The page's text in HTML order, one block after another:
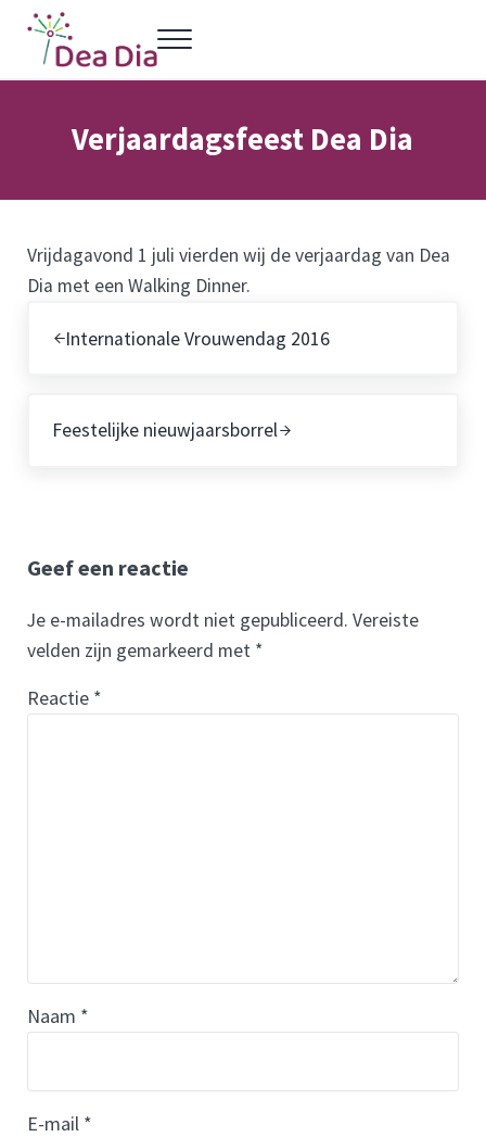
Door naar de hoofd inhoud
Skip to header left navigation
Skip to header right navigation
Skip to site footer
Dea Dia Delft
Netwerk vrouwelijke ondernemers Delft
Menu
Verjaardagsfeest Dea Dia
Vrijdagavond 1 juli vierden wij de verjaardag van Dea
Dia met een Walking Dinner.
Internationale Vrouwendag 2016
Feestelijke nieuwjaarsborrel
Geef een reactie
Je e-mailadres wordt niet gepubliceerd. Vereiste
velden zijn gemarkeerd met *
Reactie *
Naam *
E-mail *